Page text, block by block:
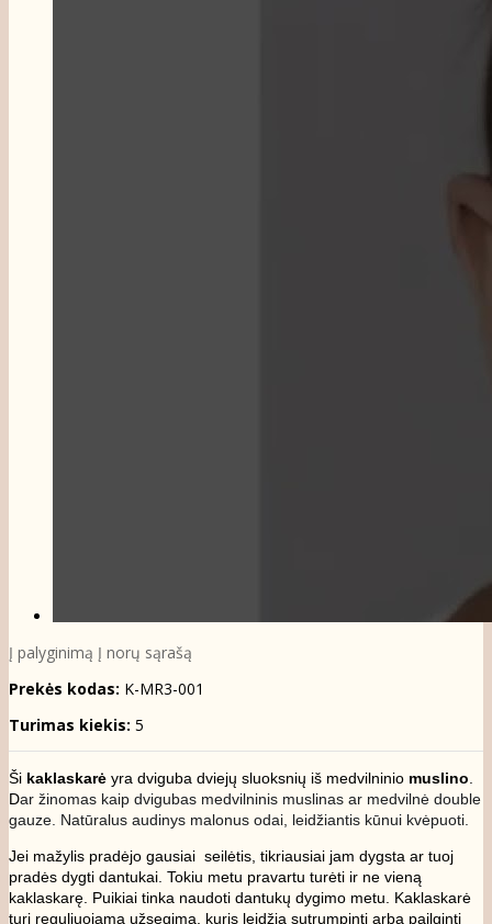
Į palyginimą Į norų sąrašą
Prekės kodas: K-MR3-001
Turimas kiekis: 5
Ši kaklaskarė yra dviguba dviejų sluoksnių iš medvilninio muslino
Dar žinomas kaip dvigubas medvilninis muslinas ar medvilnė double
gauze. Natūralus audinys malonus odai, leidžiantis kūnui kvėpuoti.
Jei mažylis pradėjo gausiai seilėtis, tikriausiai jam dygsta ar tuoj
pradės dygti dantukai. Tokiu metu pravartu turėti ir ne vieną
kaklaskarę. Puikiai tinka naudoti dantukų dygimo metu. Kaklaskarė
turi reguliuojamą užsegimą, kuris leidžia sutrumpinti arba pailginti